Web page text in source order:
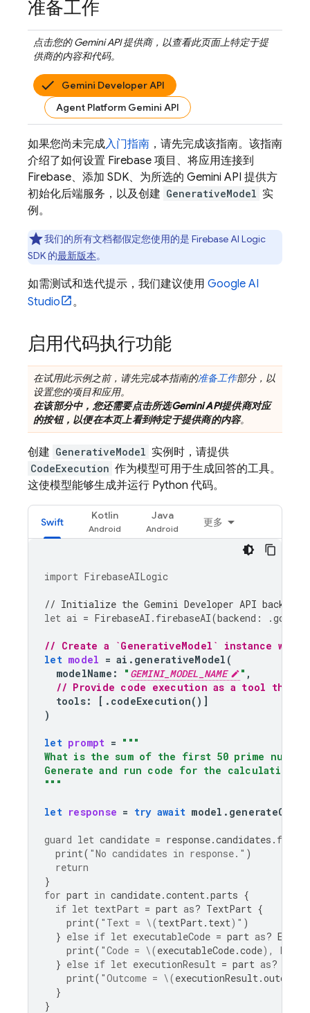
准备工作
点击您的Gemini API提供商，以查看此页面上特定于提
供商的内容和代码。
Gemini Developer API
Agent Platform Gemini API
如果您尚未完成入门指南 ，请先完成该指南。该指南
介绍了如何设置 Firebase 项目、将应用连接到
Firebase、添加 SDK、为所选的 Gemini API 提供方
初始化后端服务，以及创建 GenerativeModel 实
例。
我们的所有文档都假定您使用的是 Firebase AI Logic
SDK 的最新版本。
如需测试和迭代提示，我们建议使用 Google AI
Studio
。
启用代码执行功能
在试用此示例之前，请先完成本指南的准备工作部分，以
设置您的项目和应用。
在该部分中，您还需要点击所选Gemini API提供商对应
的按钮，以便在本页上看到特定于提供商的内容。
创建 GenerativeModel 实例时，请提供
CodeExecution 作为模型可用于生成回答的工具。
这使模型能够生成并运行 Python 代码。
Swift
Kotlin Java
更多
import FirebaseAILogic
// Initialize the Gemini Developer API backend
let ai = FirebaseAI . firebaseAI(backend : .
// Create a `GenerativeModel` instance with
let model = ai . generativeModel (
modelName : " GEMINI_MODEL_NAME " ,
// Provide code execution as a tool that
tools: [. codeExecution()]
)
let prompt = """
What is the sum of the first 50 prime
Generate and run code for the calculation,
"""
let response = try await model .
guard let candidate = response.candidates . first
print( "No candidates in response." )
return
}
for part in candidate.content.parts {
if let textPart = part as? TextPart {
print( "Text = \(textPart. text) " )
} else if let executableCode = part as?
print( "Code = \(executableCode.code) ,
} else if let executionResult = part as?
print( "Outcome = \(executionResult.outcome
}
}